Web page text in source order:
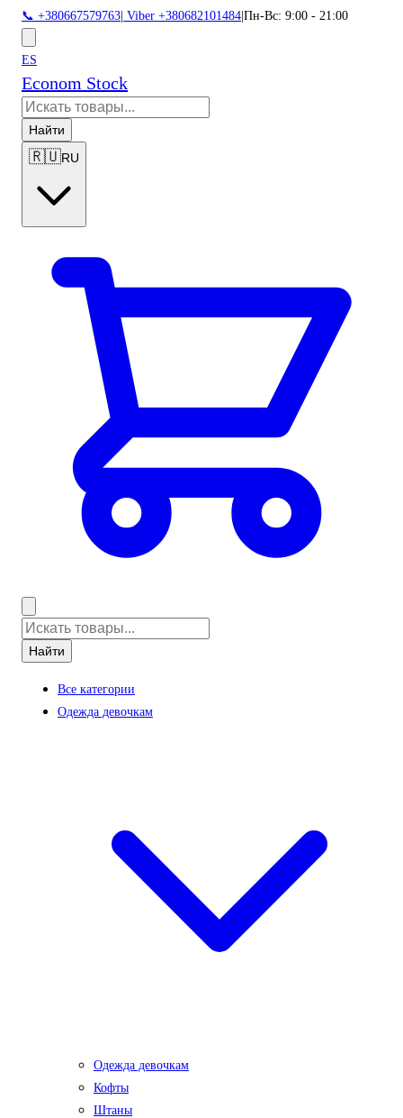
📞 +380667579763 Viber +380682101484 Пн-Вс: 9:00 - 21:00
ES
Econom Stock
Найти
🇷🇺RU
Найти
Все категории
Одежда девочкам
Одежда девочкам
Кофты
Штаны